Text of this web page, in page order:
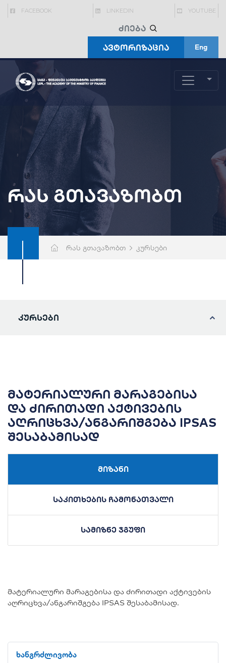
FACEBOOK LINKEDIN YOUTUBE
ავტორიზაცია Eng
რას გთავაზობთ
რას გთავაზობთ კურსები
კურსები
მატერიალური მარაგებისა
და ძირითადი აქტივების
აღრიცხვა/ანგარიშგება IPSAS
შესაბამისად
მიზანი
საკითხების ჩამონათვალი
სამიზნე ჯგუფი
მატერიალური მარაგებისა და ძირითადი აქტივების
აღრიცხვა/ანგარიშგება IPSAS შესაბამისად.
ხანგრძლივობა